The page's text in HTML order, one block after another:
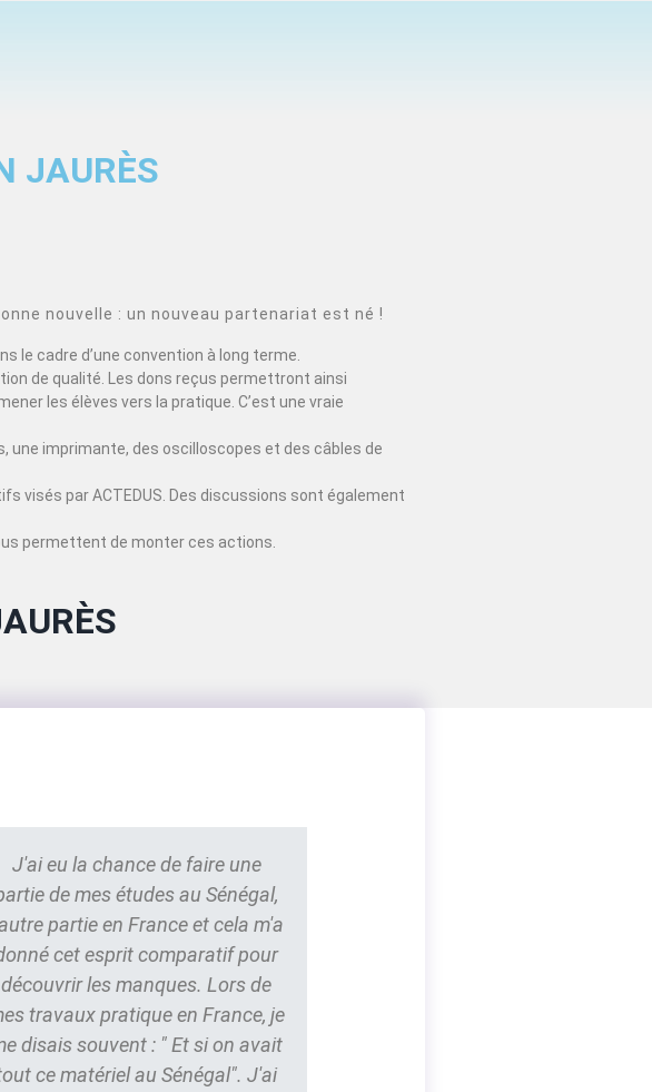
JAURÈS
nouvelle : un nouveau partenariat est né !
le cadre d’une convention à long terme.
de qualité. Les dons reçus permettront ainsi
les élèves vers la pratique. C’est une vraie
une imprimante, des oscilloscopes et des câbles de
visés par ACTEDUS. Des discussions sont également
permettent de monter ces actions.
J'ai eu la chance de faire une
de mes études au Sénégal,
partie en France et cela m'a
cet esprit comparatif pour
découvrir les manques. Lors de
travaux pratique en France, je
disais souvent : " Et si on avait
ce matériel au Sénégal". J'ai